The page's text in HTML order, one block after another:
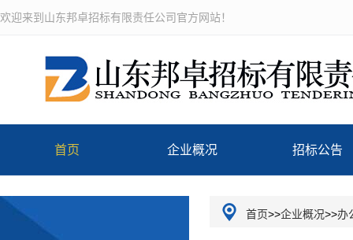
欢迎来到山东邦卓招标有限责任公司官方网站！
首页 企业概况 招标公告
首页>>企业概况>>办